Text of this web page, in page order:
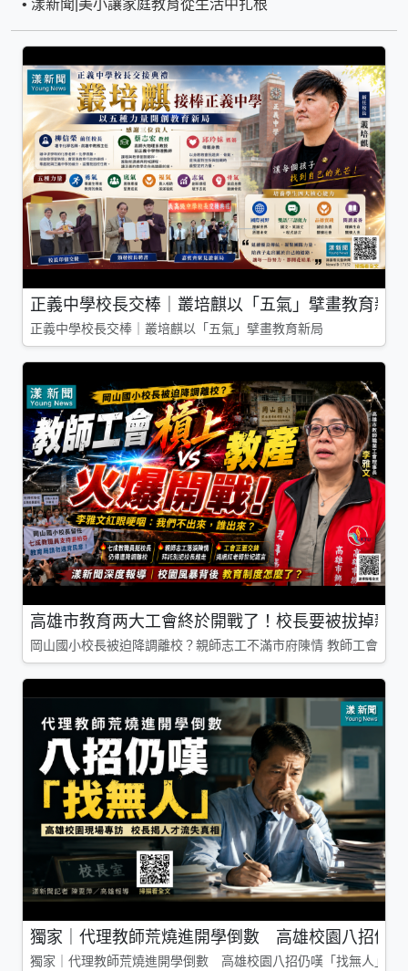
• 漾新聞|美小讓家庭教育從生活中扎根
正義中學校長交棒｜叢培麒以「五氣」擘畫教育新局
正義中學校長交棒｜叢培麒以「五氣」擘畫教育新局
高雄市教育两大工會終於開戰了！校長要被拔掉親
岡山國小校長被迫降調離校？親師志工不滿市府陳情 教師工會槓
獨家｜代理教師荒燒進開學倒數 高雄校園八招仍
獨家｜代理教師荒燒進開學倒數 高雄校園八招仍嘆「找無人」